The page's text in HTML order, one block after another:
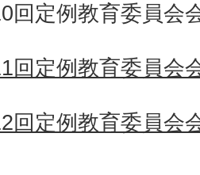
回定例教育委員会
回定例教育委員会
回定例教育委員会